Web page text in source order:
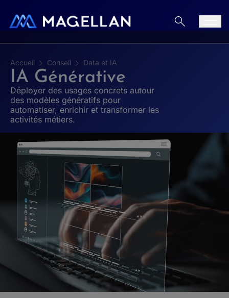
Accueil Conseil Data et IA
IA Générative
Déployer des usages concrets autour
des modèles génératifs pour
automatiser, enrichir et transformer les
activités métiers.